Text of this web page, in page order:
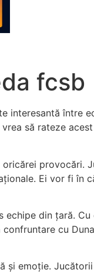
fcsb
între
să rateze
provocări.
Ei vor fi în
echipe din țară.
cu
și emoție.